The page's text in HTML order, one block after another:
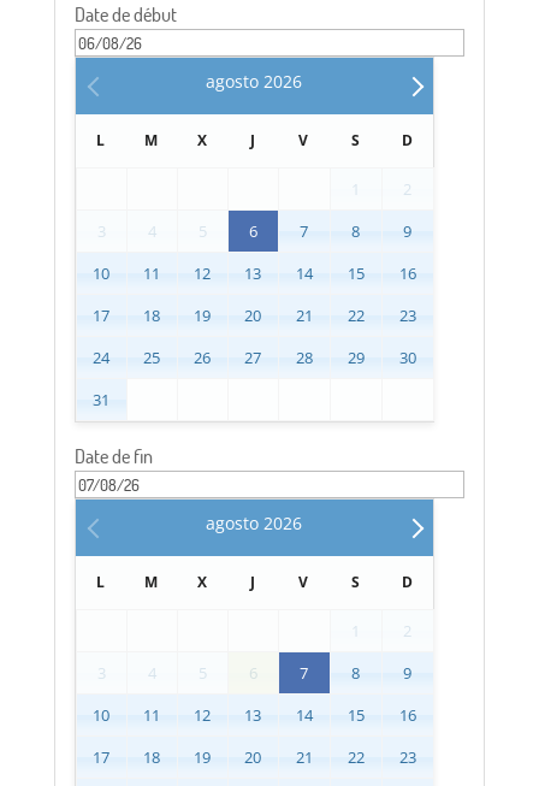
Date de début
agosto 2026
L M X J V S D
1
2
3
4 5 6 7 8
9
10
11 12 13 14 15
16
17
18 19 20 21 22
23
24
25 26 27 28 29
30
31
Date de fin
agosto 2026
L M X J V S D
1
2
3
4 5 6 7 8
9
10
11 12 13 14 15
16
17
18 19 20 21 22
23